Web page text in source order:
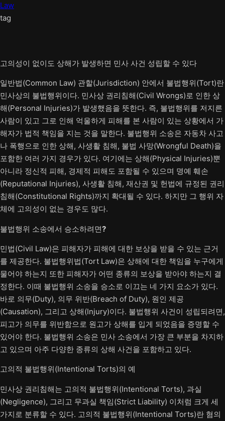
Law
tag
고의성이 없이도 상해가 발생하면 민사 사건 성립할 수 있다
일반법(Common Law) 관할(Jurisdiction) 안에서 불법행위(Tort)란
민사상의 불법행위이다. 민사상 권리침해(Civil Wrongs)로 인한 상
해(Personal Injuries)가 발생했음을 뜻한다. 즉, 불법행위를 저지른
사람이 있고 그로 인해 억울하게 피해를 본 사람이 있는 상황에서 가
해자가 법적 책임을 지는 것을 말한다. 불법행위 소송은 자동차 사고
나 폭행으로 인한 상해, 사생활 침해, 불법 사망(Wrongful Death)을
포함한 여러 가지 경우가 있다. 여기에는 상해(Physical Injuries)뿐
아니라 정신적 피해, 경제적 피해도 포함될 수 있으며 명예 훼손
(Reputational Injuries), 사생활 침해, 재산권 및 헌법에 규정된 권리
침해(Constitutional Rights)까지 확대될 수 있다. 하지만 그 행위 자
체에 고의성이 없는 경우도 많다.
불법행위 소송에서 승소하려면?
민법(Civil Law)은 피해자가 피해에 대한 보상을 받을 수 있는 근거
를 제공한다. 불법행위법(Tort Law)은 상해에 대한 책임을 누구에게
물어야 하는지 또한 피해자가 어떤 종류의 보상을 받아야 하는지 결
정한다. 이때 불법행위 소송을 승소로 이끄는 네 가지 요소가 있다.
바로 의무(Duty), 의무 위반(Breach of Duty), 원인 제공
(Causation), 그리고 상해(Injury)이다. 불법행위 사건이 성립되려면,
피고가 의무를 위반함으로 원고가 상해를 입게 되었음을 증명할 수
있어야 한다. 불법행위 소송은 민사 소송에서 가장 큰 부분을 차지하
고 있으며 아주 다양한 종류의 상해 사건을 포함하고 있다.
고의적 불법행위(Intentional Torts)의 예
민사상 권리침해는 고의적 불법행위(Intentional Torts), 과실
(Negligence), 그리고 무과실 책임(Strict Liability) 이처럼 크게 세
가지로 분류할 수 있다. 고의적 불법행위(Intentional Torts)란 혐의